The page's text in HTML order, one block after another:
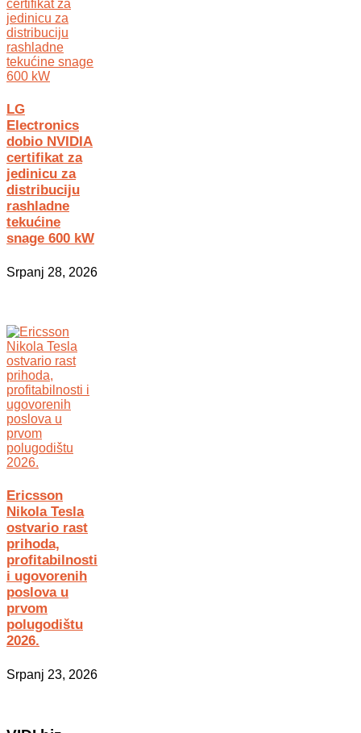
LG
Electronics
dobio NVIDIA
certifikat za
jedinicu za
distribuciju
rashladne
tekućine
snage 600 kW
Srpanj 28, 2026
Ericsson
Nikola Tesla
ostvario rast
prihoda,
profitabilnosti
i ugovorenih
poslova u
prvom
polugodištu
2026.
Srpanj 23, 2026